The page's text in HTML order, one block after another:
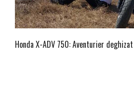
Honda X-ADV 750: Aventurier deghizat